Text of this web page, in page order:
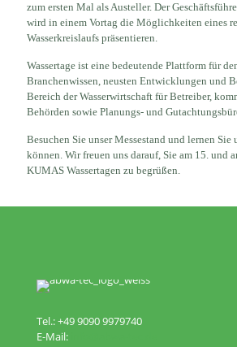
zum ersten Mal als Austeller. Der
wird in einem Vortag die Möglichkeiten eines
Wasserkreislaufs präsentieren.
Wassertage ist eine bedeutende Plattform für
Branchenwissen, neusten Entwicklungen und
Bereich der Wasserwirtschaft für Betreiber,
Behörden sowie Planungs- und
Besuchen Sie unser Messestand und lernen Sie
können. Wir freuen uns darauf, Sie am 15. und
KUMAS Wassertagen zu begrüßen.
Tel.: +49 9090 9979740
E-Mail: